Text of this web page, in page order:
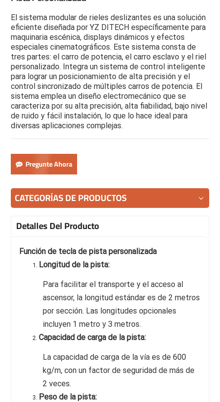
El sistema modular de rieles deslizantes es una solución
eficiente diseñada por YZ DITECH específicamente para
maquinaria escénica, displays dinámicos y efectos
especiales cinematográficos. Este sistema consta de
tres partes: el carro de potencia, el carro esclavo y el riel
personalizado. Integra un sistema de control inteligente
para lograr un posicionamiento de alta precisión y el
control sincronizado de múltiples carros de potencia. El
sistema emplea un diseño electromecánico que se
caracteriza por su alta precisión, alta fiabilidad, bajo nivel
de ruido y fácil instalación, lo que lo hace ideal para
diversas aplicaciones complejas.
Pregunte Ahora
CATEGORÍAS DE PRODUCTOS
Detalles Del Producto
Función de tecla de pista personalizada
Longitud de la pista:
Para facilitar el transporte y el acceso al
ascensor, la longitud estándar es de 2 metros
por sección. Las longitudes opcionales
incluyen 1 metro y 3 metros.
Capacidad de carga de la pista:
La capacidad de carga de la vía es de 600
kg/m, con un factor de seguridad de más de
2 veces.
Peso de la pista: